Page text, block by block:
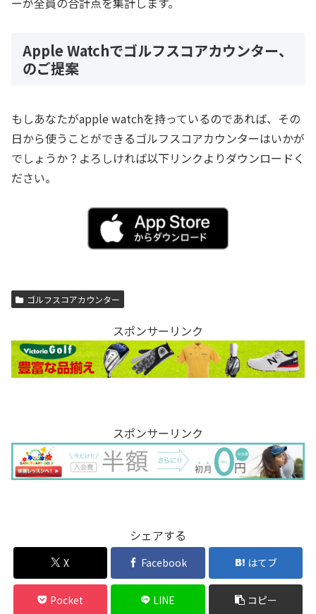
Apple Watchでゴルフスコアカウンター、
のご提案
もしあなたがapple watchを持っているのであれば、その
日から使うことができるゴルフスコアカウンターはいかが
でしょうか？よろしければ以下リンクよりダウンロードく
ださい。
ゴルフスコアカウンター
スポンサーリンク
スポンサーリンク
シェアする
X Facebook はてブ
Pocket LINE コピー